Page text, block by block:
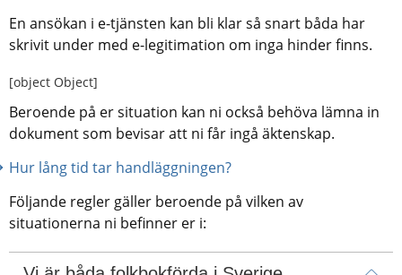
En ansökan i e-tjänsten kan bli klar så snart båda har
skrivit under med e-legitimation om inga hinder finns.
[object Object]
Beroende på er situation kan ni också behöva lämna in
dokument som bevisar att ni får ingå äktenskap.
Hur lång tid tar handläggningen?
Följande regler gäller beroende på vilken av
situationerna ni befinner er i: